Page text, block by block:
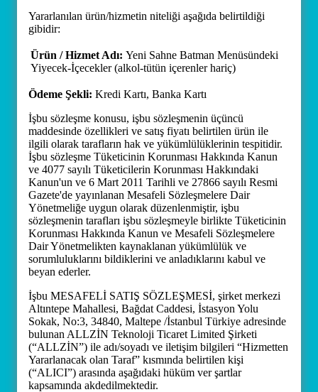
Yararlanılan ürün/hizmetin niteliği aşağıda belirtildiği
gibidir:
Ürün / Hizmet Adı: Yeni Sahne Batman Menüsündeki
Yiyecek-İçecekler (alkol-tütün içerenler hariç)
Ödeme Şekli: Kredi Kartı, Banka Kartı
İşbu sözleşme konusu, işbu sözleşmenin üçüncü
maddesinde özellikleri ve satış fiyatı belirtilen ürün ile
ilgili olarak tarafların hak ve yükümlülüklerinin tespitidir.
İşbu sözleşme Tüketicinin Korunması Hakkında Kanun
ve 4077 sayılı Tüketicilerin Korunması Hakkındaki
Kanun'un ve 6 Mart 2011 Tarihli ve 27866 sayılı Resmi
Gazete'de yayınlanan Mesafeli Sözleşmelere Dair
Yönetmeliğe uygun olarak düzenlenmiştir, işbu
sözleşmenin tarafları işbu sözleşmeyle birlikte Tüketicinin
Korunması Hakkında Kanun ve Mesafeli Sözleşmelere
Dair Yönetmelikten kaynaklanan yükümlülük ve
sorumluluklarını bildiklerini ve anladıklarını kabul ve
beyan ederler.
İşbu MESAFELİ SATIŞ SÖZLEŞMESİ, şirket merkezi
Altıntepe Mahallesi, Bağdat Caddesi, İstasyon Yolu
Sokak, No:3, 34840, Maltepe /İstanbul Türkiye adresinde
bulunan ALLZİN Teknoloji Ticaret Limited Şirketi
(“ALLZİN”) ile adı/soyadı ve iletişim bilgileri “Hizmetten
Yararlanacak olan Taraf” kısmında belirtilen kişi
(“ALICI”) arasında aşağıdaki hüküm ver şartlar
kapsamında akdedilmektedir.